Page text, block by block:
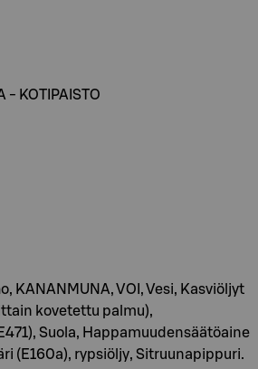
- KOTIPAISTO
KANANMUNA, VOI, Vesi, Kasviöljyt
kovetettu palmu),
Suola, Happamuudensäätöaine
(E160a), rypsiöljy, Sitruunapippuri.